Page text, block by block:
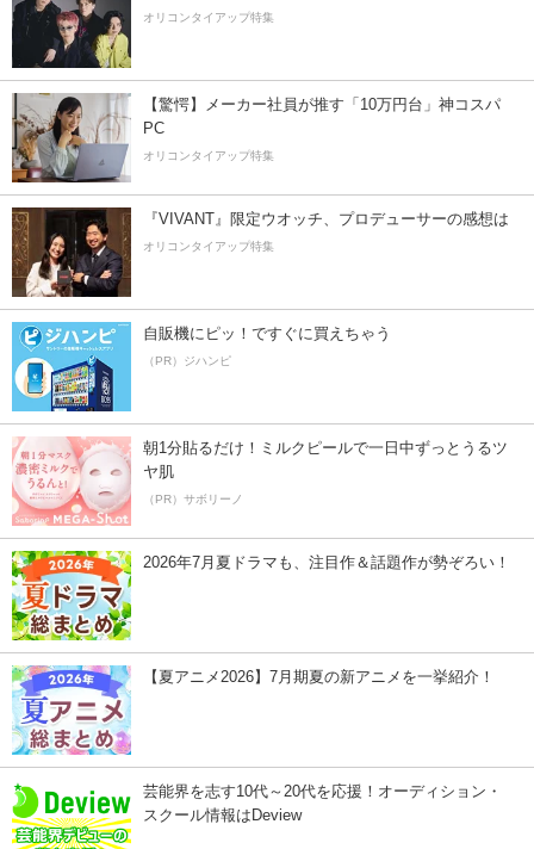
オリコンタイアップ特集
【驚愕】メーカー社員が推す「10万円台」神コスパ
PC
オリコンタイアップ特集
『VIVANT』限定ウオッチ、プロデューサーの感想は
オリコンタイアップ特集
自販機にピッ！ですぐに買えちゃう
（PR）ジハンピ
朝1分貼るだけ！ミルクピールで一日中ずっとうるツ
ヤ肌
（PR）サボリーノ
2026年7月夏ドラマも、注目作＆話題作が勢ぞろい！
【夏アニメ2026】7月期夏の新アニメを一挙紹介！
芸能界を志す10代～20代を応援！オーディション・
スクール情報はDeview